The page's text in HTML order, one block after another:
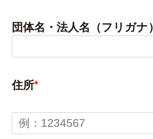
団体名・法人名（フリガナ）
住所*